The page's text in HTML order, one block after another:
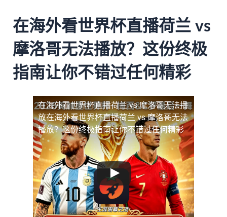
在海外看世界杯直播荷兰 vs
摩洛哥无法播放？这份终极
指南让你不错过任何精彩
在海外看世界杯直播荷兰 vs 摩洛哥无法播
放在海外看世界杯直播荷兰 vs 摩洛哥无法
播放？这份终极指南让你不错过任何精彩